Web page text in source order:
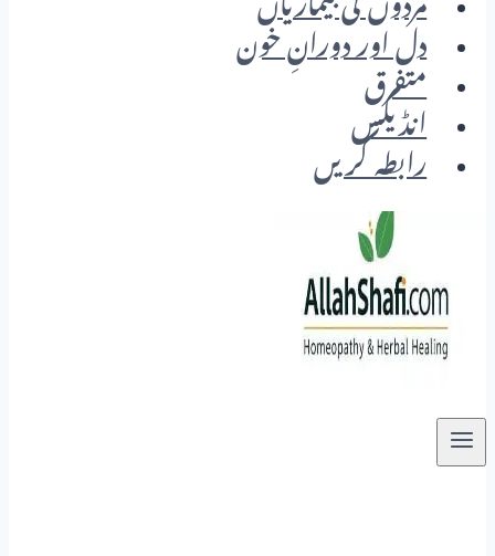
مردوں کی بیماریاں
دل اور دورانِ خون
متفرق
انڈیکس
رابطہ کریں